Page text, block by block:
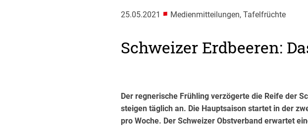
25.05.2021 ■ Medienmitteilungen, Tafelfrüchte
Schweizer Erdbeeren:
Der regnerische Frühling verzögerte die Reife der
steigen täglich an. Die Hauptsaison startet in der
pro Woche. Der Schweizer Obstverband erwartet